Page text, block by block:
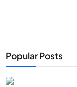
Popular Posts